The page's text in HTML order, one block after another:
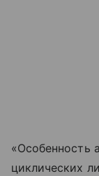
«Особенность
циклических